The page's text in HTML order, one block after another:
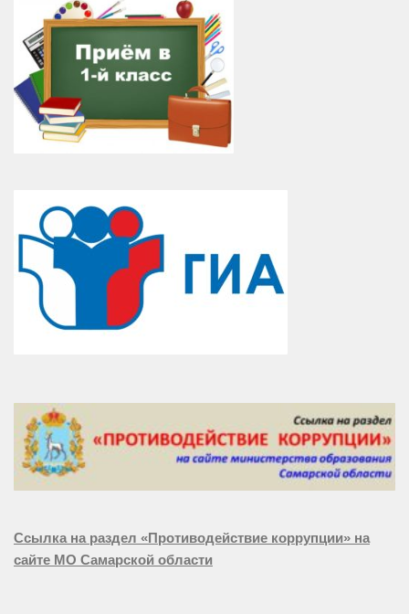
Ссылка на раздел «Противодействие коррупции» на
сайте МО Самарской области